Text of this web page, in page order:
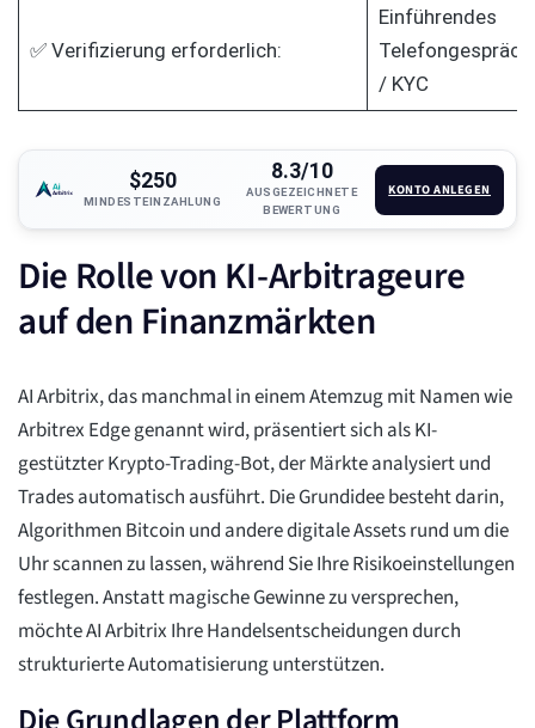
✅ Verifizierung erforderlich:
Einführendes
Telefongespräch
/ KYC
$250
MINDESTEINZAHLUNG
8.3/10
AUSGEZEICHNETE
BEWERTUNG
KONTO ANLEGEN
Die Rolle von KI-Arbitrageure
auf den Finanzmärkten
AI Arbitrix, das manchmal in einem Atemzug mit Namen wie
Arbitrex Edge genannt wird, präsentiert sich als KI-
gestützter Krypto-Trading-Bot, der Märkte analysiert und
Trades automatisch ausführt. Die Grundidee besteht darin,
Algorithmen Bitcoin und andere digitale Assets rund um die
Uhr scannen zu lassen, während Sie Ihre Risikoeinstellungen
festlegen. Anstatt magische Gewinne zu versprechen,
möchte AI Arbitrix Ihre Handelsentscheidungen durch
strukturierte Automatisierung unterstützen.